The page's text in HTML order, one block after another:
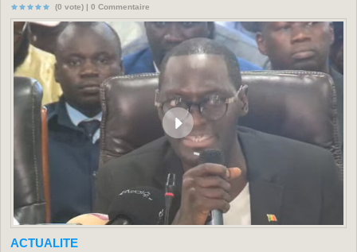
(0 vote) | 0 Commentaire
ACTUALITE